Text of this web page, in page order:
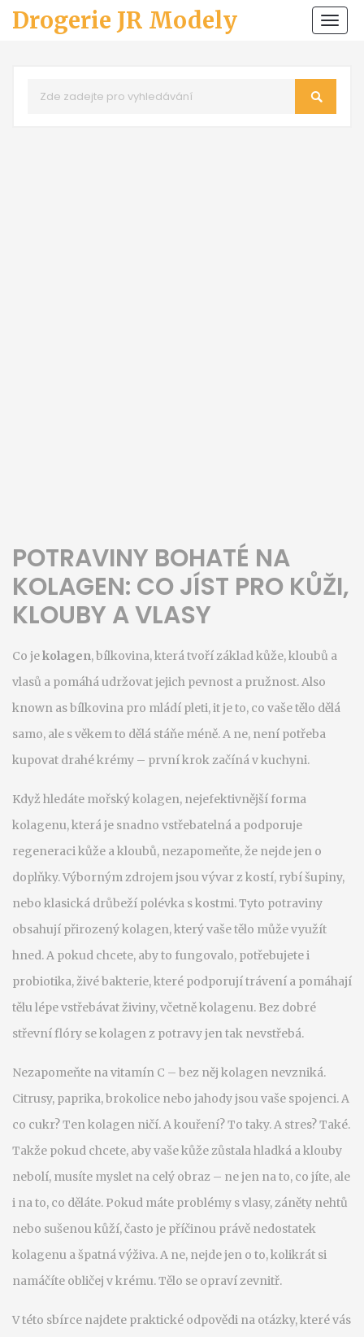
Drogerie JR Modely
POTRAVINY BOHATÉ NA
KOLAGEN: CO JÍST PRO KŮŽI,
KLOUBY A VLASY
Co jekolagen,bílkovina, která tvoří základ kůže, kloubů a
vlasů a pomáhá udržovat jejich pevnost a pružnost. Also
known asbílkovina pro mládí pleti, it je to, co vaše tělo dělá
samo, ale s věkem to dělá stáňe méně.A ne, není potřeba
kupovat drahé krémy – první krok začíná v kuchyni.
Když hledáte mořský kolagen, nejefektivnější forma
kolagenu, která je snadno vstřebatelná a podporuje
regeneraci kůže a kloubů, nezapomeňte, že nejde jen o
doplňky. Výborným zdrojem jsou vývar z kostí, rybí šupiny,
nebo klasická drůbeží polévka s kostmi. Tyto potraviny
obsahují přirozený kolagen, který vaše tělo může využít
hned. A pokud chcete, aby to fungovalo, potřebujete i
probiotika,živé bakterie, které podporují trávení a pomáhají
tělu lépe vstřebávat živiny, včetně kolagenu. Bez dobré
střevní flóry se kolagen z potravy jen tak nevstřebá.
Nezapomeňte na vitamín C – bez něj kolagen nevzniká.
Citrusy, paprika, brokolice nebo jahody jsou vaše spojenci. A
co cukr? Ten kolagen ničí. A kouření? To taky. A stres? Také.
Takže pokud chcete, aby vaše kůže zůstala hladká a klouby
nebolí, musíte myslet na celý obraz – ne jen na to, co jíte, ale
i na to, co děláte. Pokud máte problémy s vlasy, záněty nehtů
nebo sušenou kůží, často je příčinou právě nedostatek
kolagenu a špatná výživa. A ne, nejde jen o to, kolikrát si
namáčíte obličej v krému. Tělo se opraví zevnitř.
V této sbírce najdete praktické odpovědi na otázky, které vás